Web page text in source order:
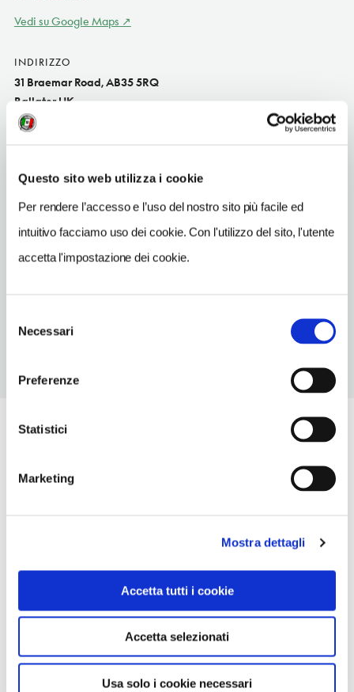
Questo sito web utilizza i cookie
Per rendere l’accesso e l’uso del nostro sito più facile ed
intuitivo facciamo uso dei cookie. Con l'utilizzo del sito, l'utente
accetta l'impostazione dei cookie.
delNecessari
Preferenze
Statistici
Marketing
Mostra dettagli
Accetta tutti i cookie
Accetta selezionati
Usa solo i cookie necessari
Vedi su Google Maps
INDIRIZZO
31 Braemar Road, AB35 5RQ
Ballater UK
SITO WEB
INDIRIZZO EMAIL
info@theauldkirk.com
TELEFONO
1339755762